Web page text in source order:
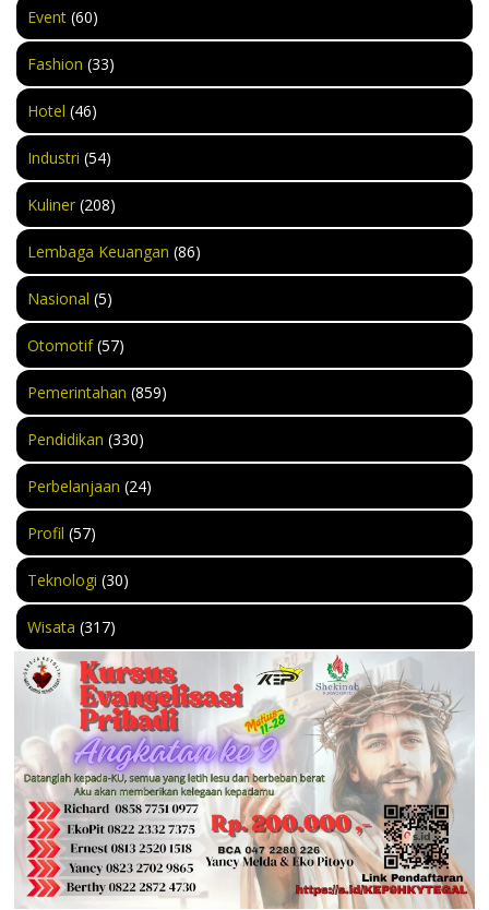
Event (60)
Fashion (33)
Hotel (46)
Industri (54)
Kuliner (208)
Lembaga Keuangan (86)
Nasional (5)
Otomotif(57)
Pemerintahan (859)
Pendidikan (330)
Perbelanjaan (24)
Profil (57)
Teknologi (30)
Wisata (317)